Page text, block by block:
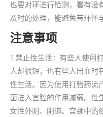
也要对环进行检测，看有没
及时的处理，能避免带环怀
注意事项
1.禁止性生活：有些人使用
人却很短，也有些人出血时
性生活。因为使用打胎药流
菌进入宫腔的作用减弱。性
女性外阴、阴道、宫颈中的